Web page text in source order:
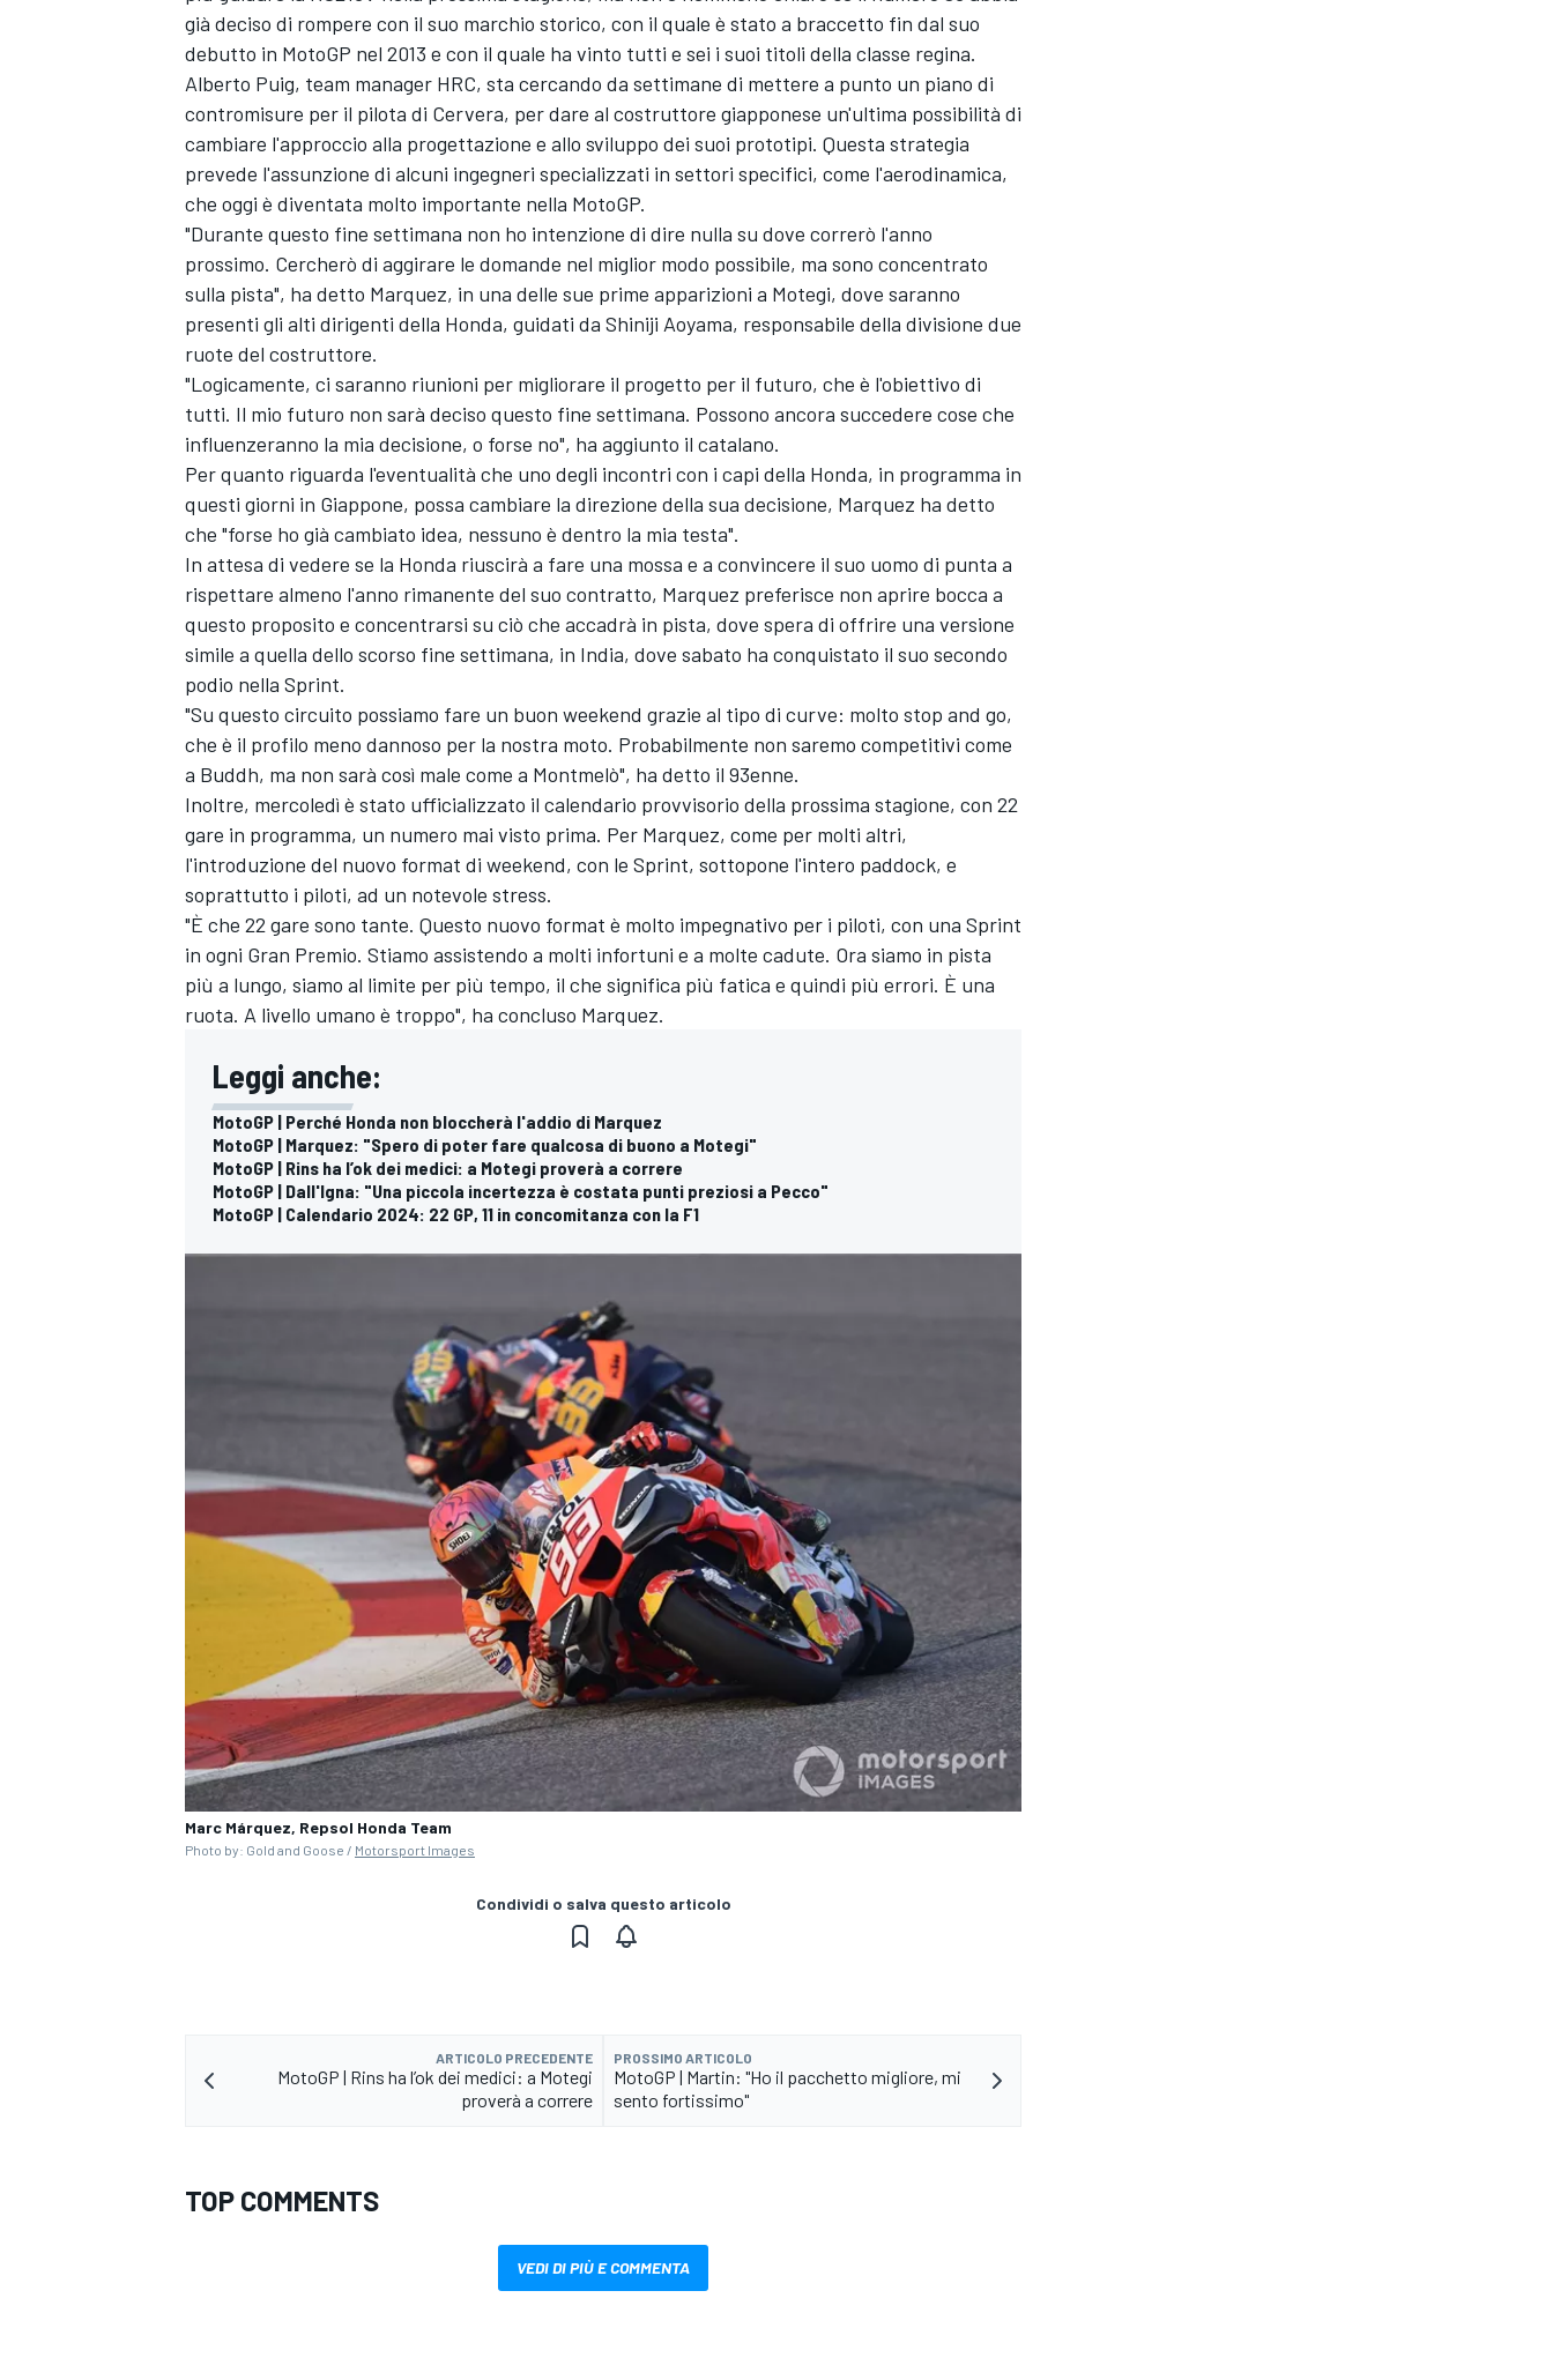
ENDURANCE/GT
RALLY
già deciso di rompere con il suo marchio storico, con il quale è stato a braccetto fin dal suo
debutto in MotoGP nel 2013 e con il quale ha vinto tutti e sei i suoi titoli della classe regina.
Alberto Puig, team manager HRC, sta cercando da settimane di mettere a punto un piano di
contromisure per il pilota di Cervera, per dare al costruttore giapponese un'ultima possibilità di
cambiare l'approccio alla progettazione e allo sviluppo dei suoi prototipi. Questa strategia
prevede l'assunzione di alcuni ingegneri specializzati in settori specifici, come l'aerodinamica,
che oggi è diventata molto importante nella MotoGP.
"Durante questo fine settimana non ho intenzione di dire nulla su dove correrò l'anno
prossimo. Cercherò di aggirare le domande nel miglior modo possibile, ma sono concentrato
sulla pista", ha detto Marquez, in una delle sue prime apparizioni a Motegi, dove saranno
presenti gli alti dirigenti della Honda, guidati da Shiniji Aoyama, responsabile della divisione due
ruote del costruttore.
"Logicamente, ci saranno riunioni per migliorare il progetto per il futuro, che è l'obiettivo di
tutti. Il mio futuro non sarà deciso questo fine settimana. Possono ancora succedere cose che
influenzeranno la mia decisione, o forse no", ha aggiunto il catalano.
Per quanto riguarda l'eventualità che uno degli incontri con i capi della Honda, in programma in
questi giorni in Giappone, possa cambiare la direzione della sua decisione, Marquez ha detto
che "forse ho già cambiato idea, nessuno è dentro la mia testa".
In attesa di vedere se la Honda riuscirà a fare una mossa e a convincere il suo uomo di punta a
rispettare almeno l'anno rimanente del suo contratto, Marquez preferisce non aprire bocca a
questo proposito e concentrarsi su ciò che accadrà in pista, dove spera di offrire una versione
simile a quella dello scorso fine settimana, in India, dove sabato ha conquistato il suo secondo
podio nella Sprint.
"Su questo circuito possiamo fare un buon weekend grazie al tipo di curve: molto stop and go,
che è il profilo meno dannoso per la nostra moto. Probabilmente non saremo competitivi come
a Buddh, ma non sarà così male come a Montmelò", ha detto il 93enne.
Inoltre, mercoledì è stato ufficializzato il calendario provvisorio della prossima stagione, con 22
gare in programma, un numero mai visto prima. Per Marquez, come per molti altri,
l'introduzione del nuovo format di weekend, con le Sprint, sottopone l'intero paddock, e
soprattutto i piloti, ad un notevole stress.
"È che 22 gare sono tante. Questo nuovo format è molto impegnativo per i piloti, con una Sprint
in ogni Gran Premio. Stiamo assistendo a molti infortuni e a molte cadute. Ora siamo in pista
più a lungo, siamo al limite per più tempo, il che significa più fatica e quindi più errori. È una
ruota. A livello umano è troppo", ha concluso Marquez.
Leggi anche:
MotoGP | Perché Honda non bloccherà l'addio di Marquez
MotoGP | Marquez: "Spero di poter fare qualcosa di buono a Motegi"
MotoGP | Rins ha l’ok dei medici: a Motegi proverà a correre
MotoGP | Dall'Igna: "Una piccola incertezza è costata punti preziosi a Pecco"
MotoGP | Calendario 2024: 22 GP, 11 in concomitanza con la F1
Marc Márquez, Repsol Honda Team
Photo by: Gold and Goose / Motorsport Images
Condividi o salva questo articolo
ARTICOLO PRECEDENTE
MotoGP | Rins ha l’ok dei medici: a Motegi
proverà a correre
PROSSIMO ARTICOLO
MotoGP | Martin: "Ho il pacchetto migliore, mi
sento fortissimo"
TOP COMMENTS
VEDI DI PIÙ E COMMENTA